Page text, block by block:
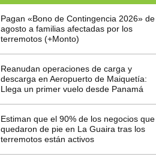
Pagan «Bono de Contingencia 2026» de
agosto a familias afectadas por los
terremotos (+Monto)
Reanudan operaciones de carga y
descarga en Aeropuerto de Maiquetía:
Llega un primer vuelo desde Panamá
Estiman que el 90% de los negocios que
quedaron de pie en La Guaira tras los
terremotos están activos